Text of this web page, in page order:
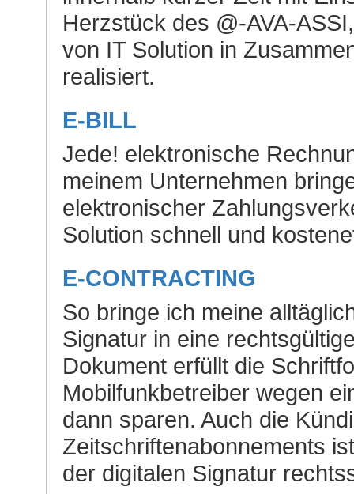
Herzstück des @-AVA-
von IT Solution in
realisiert.
E-BILL
Jede! elektronische
meinem Unternehmen
elektronischer
Solution schnell und
E-CONTRACTING
So bringe ich meine
Signatur in eine
Dokument erfüllt die
Mobilfunkbetreiber wegen
dann sparen. Auch die
Zeitschriftenabonnements
der digitalen Signatur